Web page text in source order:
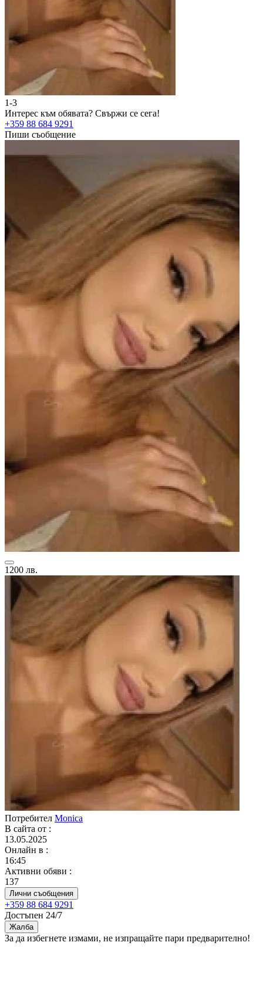
1-3
Интерес към обявата? Свържи се сега!
+359 88 684 9291
Пиши съобщение
1200 лв.
Потребител Monica
В сайта от :
13.05.2025
Онлайн в :
16:45
Активни обяви :
137
Лични съобщения
+359 88 684 9291
Достъпен 24/7
Жалба
За да избегнете измами, не изпращайте пари предварително!